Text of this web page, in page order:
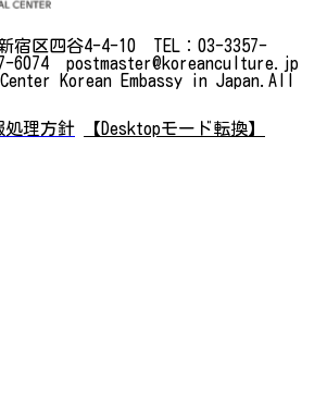
宿区四谷4-4-10 TEL：03-3357-
6074 postmaster@koreanculture.jp
Korean Embassy in Japan.All
処理方針
【Desktopモード転換】